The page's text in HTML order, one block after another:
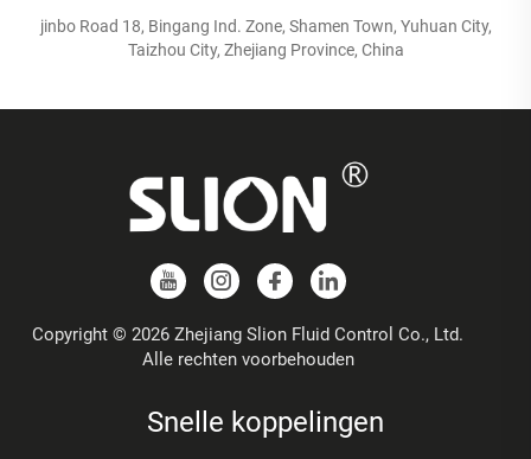
jinbo Road 18, Bingang Ind. Zone, Shamen Town, Yuhuan City,
Taizhou City, Zhejiang Province, China
Copyright © 2026 Zhejiang Slion Fluid Control Co., Ltd.
Alle rechten voorbehouden
Snelle koppelingen